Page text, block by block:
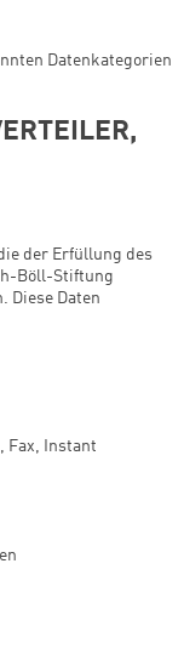
Datenkategorien
der Erfüllung des
Böll-Stiftung
Diese Daten
Fax, Instant